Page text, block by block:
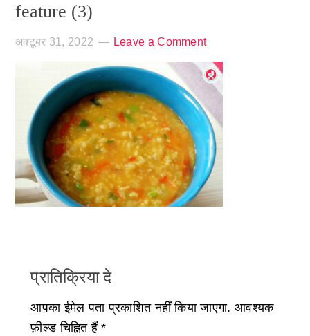
feature (3)
अक्टूबर 31, 2022 Leave a Comment
प्रातिक्रिया दे
आपका ईमेल पता प्रकाशित नहीं किया जाएगा. आवश्यक
फ़ील्ड चिह्नित हैं*